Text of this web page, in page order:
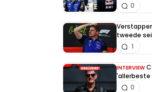
0
tweede
1
INTERVIEW
'allerbeste
0